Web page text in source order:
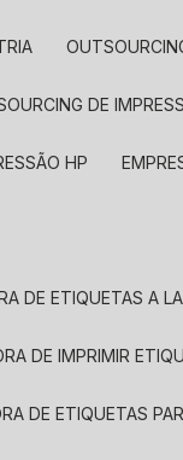
DE
HP
DE ETIQUETAS A
DE IMPRIMIR
DE ETIQUETAS